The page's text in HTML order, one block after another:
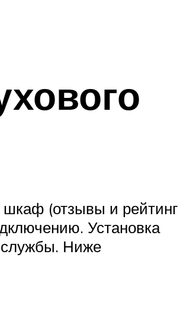
шкаф (отзывы и рейтинг
Установка
службы. Ниже